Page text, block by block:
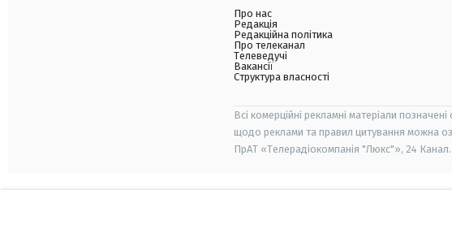
Про нас
Редакція
Редакційна політика
Про телеканал
Телеведучі
Вакансії
Структура власності
Всі комерційні рекламні матеріали
щодо реклами та правил цитування можна
ПрАТ «Телерадіокомпанія "Люкс"», 24 Канал.